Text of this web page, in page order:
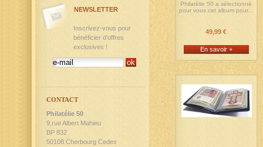
Philatélie 50 a sélectionné
pour vous cet album pour...
49,99 €
En savoir +
NEWSLETTER
Inscrivez-vous pour
bénéficier d'offres
exclusives !
CONTACT
Philatélie 50
9,rue Albert Mahieu
BP 832
50108 Cherbourg Cedex